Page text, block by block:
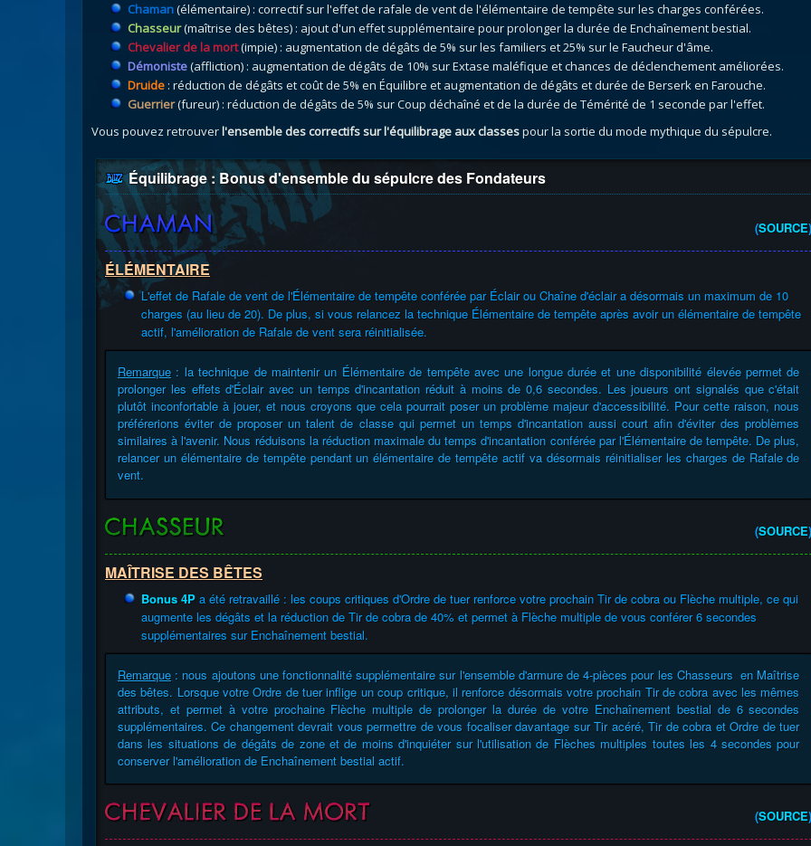
Chaman(élémentaire) : correctif sur l'effet de rafale de vent de l'élémentaire de tempête sur les charges conférées.
Chasseur(maîtrise des bêtes) : ajout d'un effet supplémentaire pour prolonger la durée de Enchaînement bestial.
Chevalier de la mort(impie) : augmentation de dégâts de 5% sur les familiers et 25% sur le Faucheur d'âme.
Démoniste(affliction) : augmentation de dégâts de 10% sur Extase maléfique et chances de déclenchement améliorées.
Druide : réduction de dégâts et coût de 5% en Équilibre et augmentation de dégâts et durée de Berserk en Farouche.
Guerrier(fureur) : réduction de dégâts de 5% sur Coup déchaîné et de la durée de Témérité de 1 seconde par l'effet.
Vous pouvez retrouverl'ensemble des correctifs sur l'équilibrage aux classespour la sortie du mode mythique du sépulcre.
Équilibrage : Bonus d'ensemble du sépulcre des Fondateurs
(SOURCE
ÉLÉMENTAIRE
L'effet de Rafale de vent de l'Élémentaire de tempête conférée par Éclair ou Chaîne d'éclair a désormais un maximum de 10
charges (au lieu de 20). De plus, si vous relancez la technique Élémentaire de tempête après avoir un élémentaire de tempête
actif, l'amélioration de Rafale de vent sera réinitialisée.
Remarque : la technique de maintenir un Élémentaire de tempête avec une longue durée et une disponibilité élevée permet de
prolonger les effets d'Éclair avec un temps d'incantation réduit à moins de 0,6 secondes. Les joueurs ont signalés que c'était
plutôt inconfortable à jouer, et nous croyons que cela pourrait poser un problème majeur d'accessibilité. Pour cette raison, nous
préférerions éviter de proposer un talent de classe qui permet un temps d'incantation aussi court afin d'éviter des problèmes
similaires à l'avenir. Nous réduisons la réduction maximale du temps d'incantation conférée par l'Élémentaire de tempête. De plus,
relancer un élémentaire de tempête pendant un élémentaire de tempête actif va désormais réinitialiser les charges de Rafale de
vent.
(SOURCE
MAÎTRISE DES BÊTES
Bonus 4P a été retravaillé : les coups critiques d'Ordre de tuer renforce votre prochain Tir de cobra ou Flèche multiple, ce qui
augmente les dégâts et la réduction de Tir de cobra de 40% et permet à Flèche multiple de vous conférer 6 secondes
supplémentaires sur Enchaînement bestial.
Remarque : nous ajoutons une fonctionnalité supplémentaire sur l'ensemble d'armure de 4-pièces pour les Chasseurs en Maîtrise
des bêtes. Lorsque votre Ordre de tuer inflige un coup critique, il renforce désormais votre prochain Tir de cobra avec les mêmes
attributs, et permet à votre prochaine Flèche multiple de prolonger la durée de votre Enchaînement bestial de 6 secondes
supplémentaires. Ce changement devrait vous permettre de vous focaliser davantage sur Tir acéré, Tir de cobra et Ordre de tuer
dans les situations de dégâts de zone et de moins d'inquiéter sur l'utilisation de Flèches multiples toutes les 4 secondes pour
conserver l'amélioration de Enchaînement bestial actif.
(SOURCE